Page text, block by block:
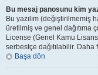
Bu mesaj panosunu kim
Bu yazılım (değiştirilmemiş
üretilmiş ve genel dağıtıma
License (Genel Kamu
serbestçe dağıtılabilir. Daha
Başa dön